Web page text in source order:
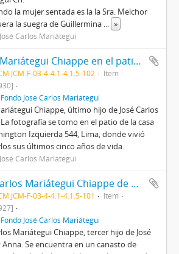
la mujer sentada es la la Sra. Melchor
la suegra de Guillermina ... »
Carlos Mariátegui
Javier Mariátegui Chiappe en el patio de la casa de Washington Izquierda
JCM-F-03-4-4.1-4.1.5-102
Item
Fondo José Carlos Mariátegui
Chiappe, último hijo de José Carlos
fotografía se tomo en el patio de la casa
Izquierda 544, Lima, donde vivió
sus últimos cinco años de vida.
Carlos Mariátegui
José Carlos Mariátegui Chiappe de pequeño
JCM-F-03-4-4.1-4.1.5-101
Item
Fondo José Carlos Mariátegui
Mariátegui Chiappe, tercer hijo de José
Anna. Se encuentra en un canasto de